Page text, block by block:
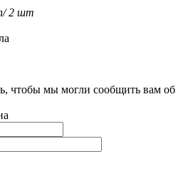
2 шт
чтобы мы могли сообщить вам об